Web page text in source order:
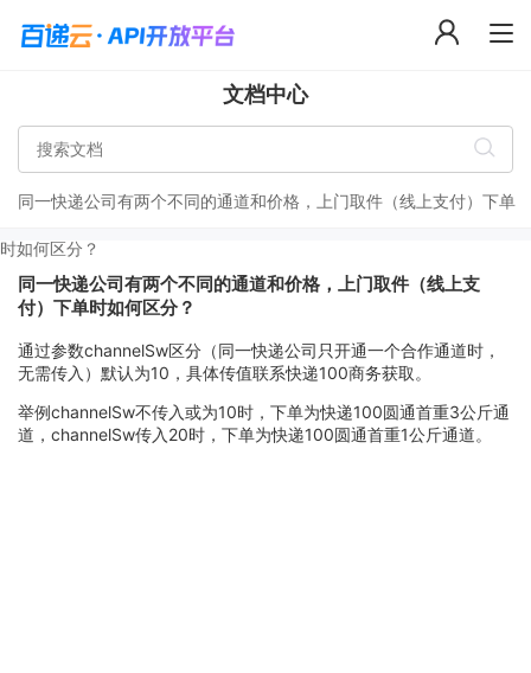
文档中心
同一快递公司有两个不同的通道和价格，上门取件（线上支付）下单
时如何区分？
同一快递公司有两个不同的通道和价格，上门取件（线上支
付）下单时如何区分？
通过参数channelSw区分（同一快递公司只开通一个合作通道时，
无需传入）默认为10，具体传值联系快递100商务获取。
举例channelSw不传入或为10时，下单为快递100圆通首重3公斤通
道，channelSw传入20时，下单为快递100圆通首重1公斤通道。